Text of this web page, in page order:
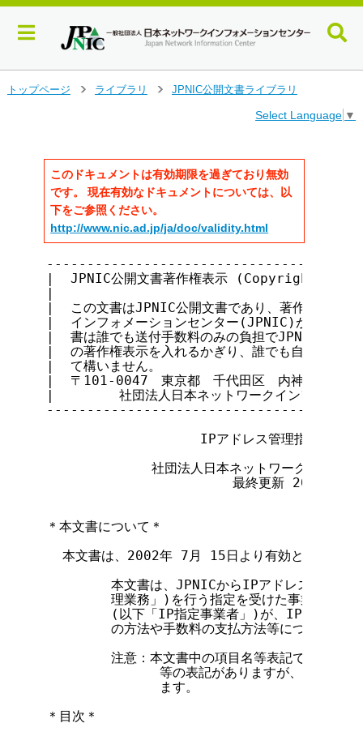
トップページ
ライブラリ
JPNIC公開文書ライブラリ
Select Language ▼
このドキュメントは有効期限を過ぎており無効
です。 現在有効なドキュメントについては、以
下をご参照ください。
http://www.nic.ad.jp/ja/doc/validity.html
|  JPNIC公開文書著作権表示 (Copyright
|
|  この文書はJPNIC公開文書であり、著作権は
|  インフォメーションセンター(JPNIC)が保持
|  書は誰でも送付手数料のみの負担でJPNICか
|  の著作権表示を入れるかぎり、誰でも自由に転
|  て構いません。
|  〒101-0047　東京都　千代田区　内神田2-
|        社団法人日本ネットワークインフォ
IPアドレス管理指定事業者
社団法人日本ネットワークインフォ
最終更新 2002年  9
＊本文書について＊
本文書は、2002年 7月 15日より有効となります
本文書は、JPNICからIPアドレス割り当て
理業務」)を行う指定を受けた事業者であ
(以下「IP指定事業者」)が、IP割り当て
の方法や手数料の支払方法等について解説
注意：本文書中の項目名等表記で、従来
等の表記がありますが、この会員
              ます。
＊目次＊